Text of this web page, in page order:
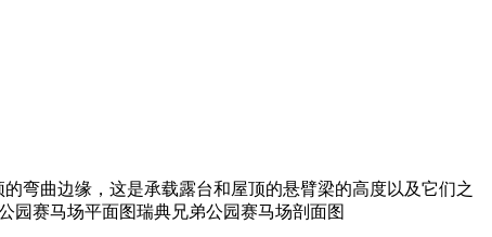
弯曲边缘，这是承载露台和屋顶的悬臂梁的高度以及它们之
园赛马场平面图瑞典兄弟公园赛马场剖面图